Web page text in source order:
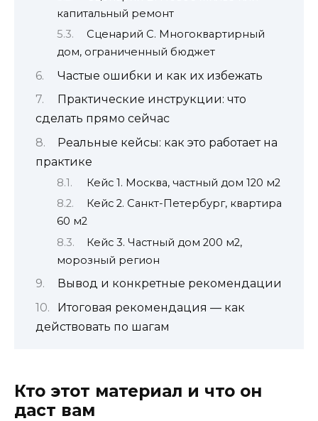
капитальный ремонт
Сценарий C. Многоквартирный
дом, ограниченный бюджет
Частые ошибки и как их избежать
Практические инструкции: что
сделать прямо сейчас
Реальные кейсы: как это работает на
практике
Кейс 1. Москва, частный дом 120 м2
Кейс 2. Санкт-Петербург, квартира
60 м2
Кейс 3. Частный дом 200 м2,
морозный регион
Вывод и конкретные рекомендации
Итоговая рекомендация — как
действовать по шагам
Кто этот материал и что он
даст вам